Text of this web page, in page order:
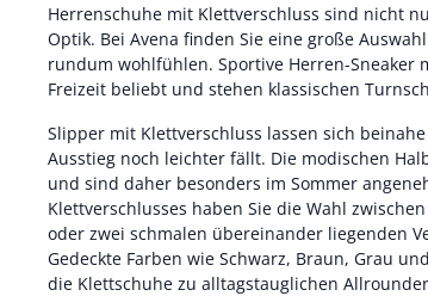
Herrenschuhe mit Klettverschluss sind nicht
Optik. Bei Avena finden Sie eine große
rundum wohlfühlen. Sportive Herren-Sneaker
Freizeit beliebt und stehen klassischen
Slipper mit Klettverschluss lassen sich
Ausstieg noch leichter fällt. Die modischen
und sind daher besonders im Sommer
Klettverschlusses haben Sie die Wahl
oder zwei schmalen übereinander liegenden
Gedeckte Farben wie Schwarz, Braun, Grau
die Klettschuhe zu alltagstauglichen